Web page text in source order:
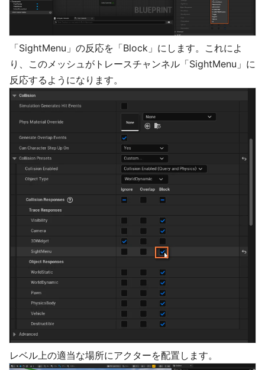
「SightMenu」の反応を「Block」にします。これによ
り、このメッシュがトレースチャンネル「SightMenu」に
反応するようになります。
レベル上の適当な場所にアクターを配置します。